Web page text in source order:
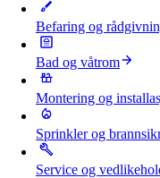
Befaring og
Bad og våtrom
Montering og
Sprinkler og
Service og